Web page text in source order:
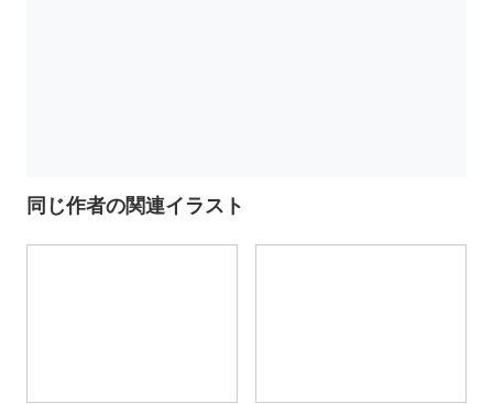
同じ作者の関連イラスト